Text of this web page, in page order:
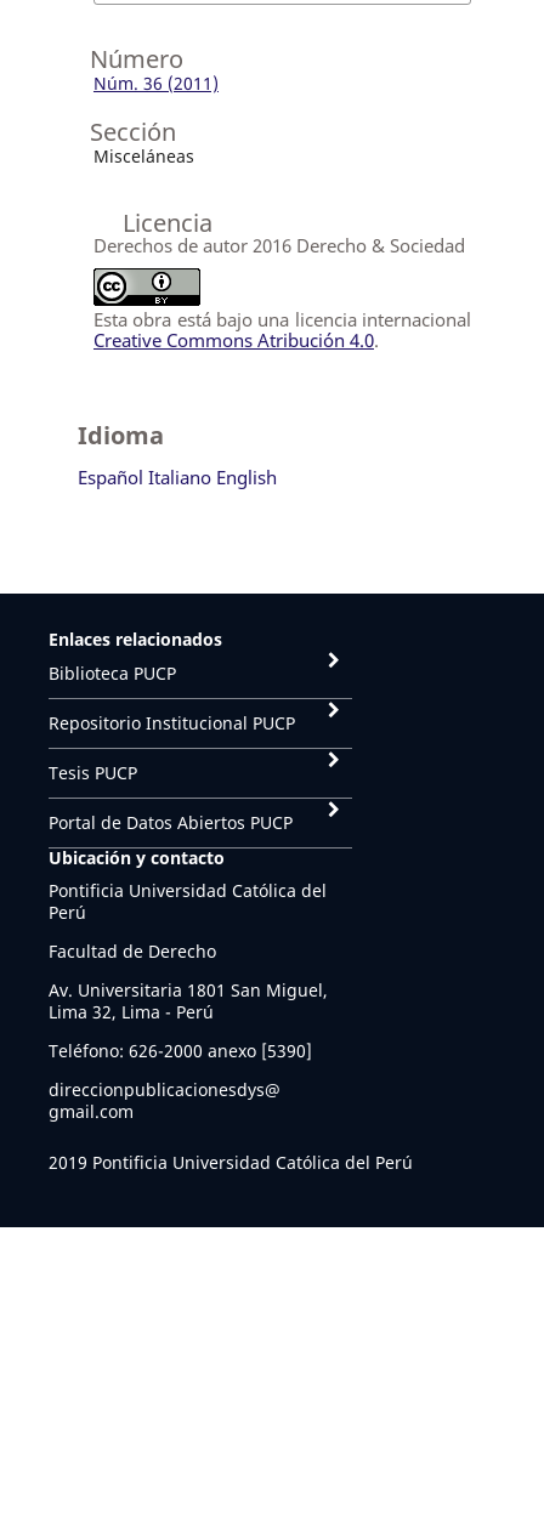
Número
Núm. 36 (2011)
Sección
Misceláneas
Licencia
Derechos de autor 2016 Derecho & Sociedad
Esta obra está bajo una licencia internacional
Creative Commons Atribución 4.0.
Idioma
Español Italiano English
Enlaces relacionados
Biblioteca PUCP
Repositorio Institucional PUCP
Tesis PUCP
Portal de Datos Abiertos PUCP
Ubicación y contacto
Pontificia Universidad Católica del
Perú
Facultad de Derecho
Av. Universitaria 1801 San Miguel,
Lima 32, Lima - Perú
Teléfono: 626-2000 anexo [5390]
direccionpublicacionesdys@
gmail.com
2019 Pontificia Universidad Católica del Perú